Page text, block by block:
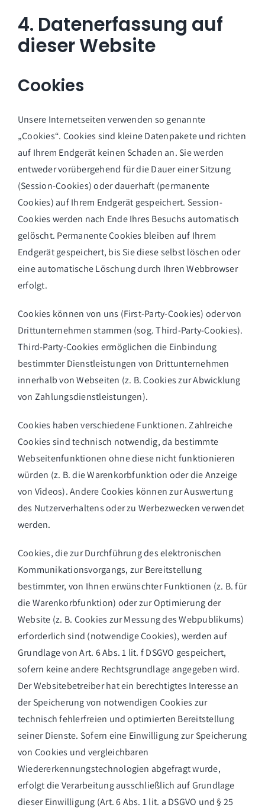
4. Datenerfassung auf
dieser Website
Cookies
Unsere Internetseiten verwenden so genannte
„Cookies“. Cookies sind kleine Datenpakete und richten
auf Ihrem Endgerät keinen Schaden an. Sie werden
entweder vorübergehend für die Dauer einer Sitzung
(Session-Cookies) oder dauerhaft (permanente
Cookies) auf Ihrem Endgerät gespeichert. Session-
Cookies werden nach Ende Ihres Besuchs automatisch
gelöscht. Permanente Cookies bleiben auf Ihrem
Endgerät gespeichert, bis Sie diese selbst löschen oder
eine automatische Löschung durch Ihren Webbrowser
erfolgt.
Cookies können von uns (First-Party-Cookies) oder von
Drittunternehmen stammen (sog. Third-Party-Cookies).
Third-Party-Cookies ermöglichen die Einbindung
bestimmter Dienstleistungen von Drittunternehmen
innerhalb von Webseiten (z. B. Cookies zur Abwicklung
von Zahlungsdienstleistungen).
Cookies haben verschiedene Funktionen. Zahlreiche
Cookies sind technisch notwendig, da bestimmte
Webseitenfunktionen ohne diese nicht funktionieren
würden (z. B. die Warenkorbfunktion oder die Anzeige
von Videos). Andere Cookies können zur Auswertung
des Nutzerverhaltens oder zu Werbezwecken verwendet
werden.
Cookies, die zur Durchführung des elektronischen
Kommunikationsvorgangs, zur Bereitstellung
bestimmter, von Ihnen erwünschter Funktionen (z. B. für
die Warenkorbfunktion) oder zur Optimierung der
Website (z. B. Cookies zur Messung des Webpublikums)
erforderlich sind (notwendige Cookies), werden auf
Grundlage von Art. 6 Abs. 1 lit. f DSGVO gespeichert,
sofern keine andere Rechtsgrundlage angegeben wird.
Der Websitebetreiber hat ein berechtigtes Interesse an
der Speicherung von notwendigen Cookies zur
technisch fehlerfreien und optimierten Bereitstellung
seiner Dienste. Sofern eine Einwilligung zur Speicherung
von Cookies und vergleichbaren
Wiedererkennungstechnologien abgefragt wurde,
erfolgt die Verarbeitung ausschließlich auf Grundlage
dieser Einwilligung (Art. 6 Abs. 1 lit. a DSGVO und § 25